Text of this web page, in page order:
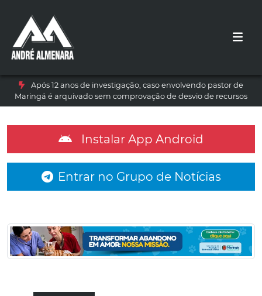
Após 12 anos de investigação, caso envolvendo pastor de
Maringá é arquivado sem comprovação de desvio de recursos
Instalar App Android
Entrar no Grupo de Notícias